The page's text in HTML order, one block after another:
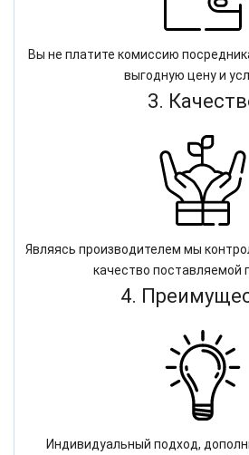
Вы не платите комиссию
выгодную цену и
3.
Являясь производителем мы
качество поставляемой
4.
Индивидуальный подход,